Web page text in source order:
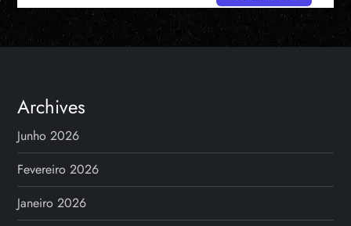
Archives
Junho 2026
Fevereiro 2026
Janeiro 2026